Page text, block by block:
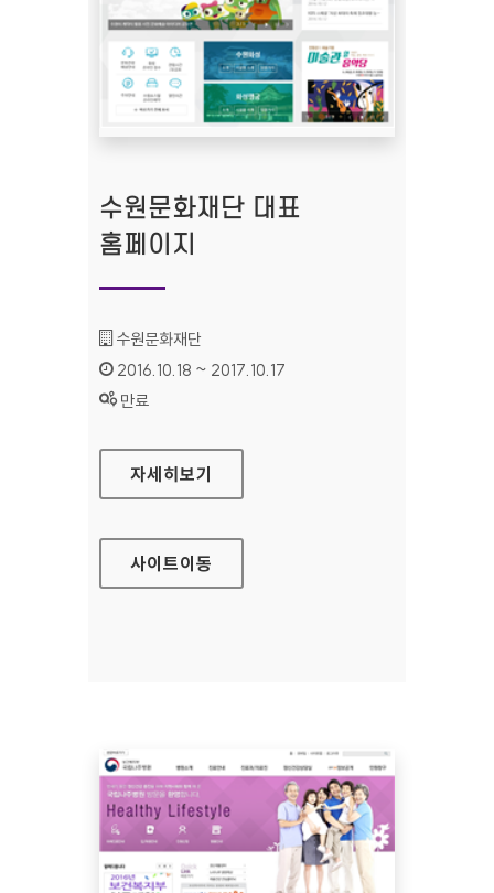
수원문화재단 대표
홈페이지
기관명 :
수원문화재단
인증기간 :
2016.10.18 ~ 2017.10.17
상태 :
만료
수원문화재단 대표 홈페이지
자세히보기
사이트이동